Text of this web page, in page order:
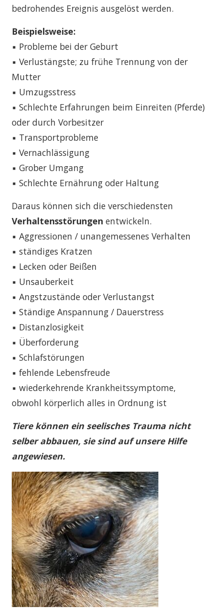
bedrohendes Ereignis ausgelöst werden.
Beispielsweise:
▪ Probleme bei der Geburt
▪ Verlustängste; zu frühe Trennung von der
Mutter
▪ Umzugsstress
▪ Schlechte Erfahrungen beim Einreiten (Pferde)
oder durch Vorbesitzer
▪ Transportprobleme
▪ Vernachlässigung
▪ Grober Umgang
▪ Schlechte Ernährung oder Haltung
Daraus können sich die verschiedensten
Verhaltensstörungen entwickeln.
▪ Aggressionen / unangemessenes Verhalten
▪ ständiges Kratzen
▪ Lecken oder Beißen
▪ Unsauberkeit
▪ Angstzustände oder Verlustangst
▪ Ständige Anspannung / Dauerstress
▪ Distanzlosigkeit
▪ Überforderung
▪ Schlafstörungen
▪ fehlende Lebensfreude
▪ wiederkehrende Krankheitssymptome,
obwohl körperlich alles in Ordnung ist
Tiere können ein seelisches Trauma nicht
selber abbauen, sie sind auf unsere Hilfe
angewiesen.